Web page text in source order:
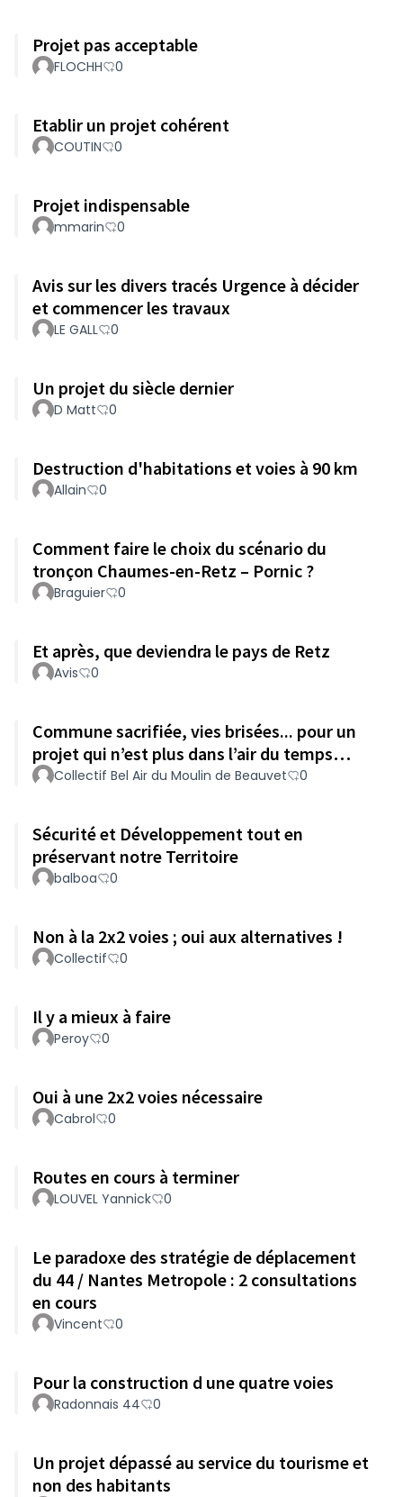
Projet pas acceptable
FLOCHH 0
Etablir un projet cohérent
COUTIN 0
Projet indispensable
mmarin 0
Avis sur les divers tracés Urgence à décider
et commencer les travaux
LE GALL 0
Un projet du siècle dernier
D Matt 0
Destruction d'habitations et voies à 90 km
Allain 0
Comment faire le choix du scénario du
tronçon Chaumes-en-Retz – Pornic ?
Braguier 0
Et après, que deviendra le pays de Retz
Avis 0
Commune sacrifiée, vies brisées... pour un
projet qui n’est plus dans l’air du temps…
Collectif Bel Air du Moulin de Beauvet 0
Sécurité et Développement tout en
préservant notre Territoire
balboa 0
Non à la 2x2 voies ; oui aux alternatives !
Collectif 0
Il y a mieux à faire
Peroy 0
Oui à une 2x2 voies nécessaire
Cabrol 0
Routes en cours à terminer
LOUVEL Yannick 0
Le paradoxe des stratégie de déplacement
du 44 / Nantes Metropole : 2 consultations
en cours
Vincent 0
Pour la construction d une quatre voies
Radonnais 44 0
Un projet dépassé au service du tourisme et
non des habitants